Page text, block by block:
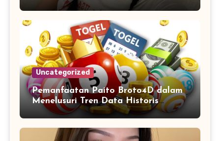
Uncategorized
Pemanfaatan Paito Broto4D dalam
Menelusuri Tren Data Historis
Angka